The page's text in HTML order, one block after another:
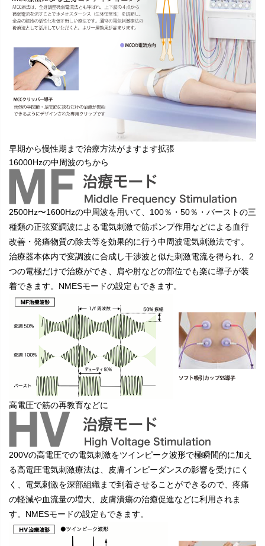
早期から慢性期まで治療方法がますます拡張
16000Hzの中周波のちから
2500Hz〜1600Hzの中周波を用いて、100％・50％・バーストの三
種類の正弦変調波による電気刺激で筋ポンプ作用などによる血行
改善・発痛物質の除去等を効果的に行う中周波電気刺激法です。
治療器本体内で変調波に合成し干渉波と似た刺激電流を得られ、2
つの電極だけで治療ができ、肩や肘などの部位でも楽に導子が装
着できます。NMESモードの設定もできます。
高電圧で筋の再教育などに
200Vの高電圧での電気刺激をツインピーク波形で極瞬間的に加え
る高電圧電気刺激療法は、皮膚インピーダンスの影響を受けにく
く、電気刺激を深部組織まで到着させることができるので、疼痛
の軽減や血流量の増大、皮膚潰瘍の治癒促進などに利用されま
す。NMESモードの設定もできます。